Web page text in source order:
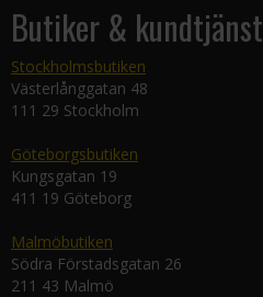
Butiker & kundtjänst
Stockholmsbutiken
Västerlånggatan 48
111 29 Stockholm
Göteborgsbutiken
Kungsgatan 19
411 19 Göteborg
Malmöbutiken
Södra Förstadsgatan 26
211 43 Malmö